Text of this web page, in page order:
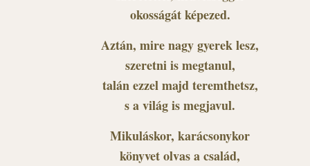
okosságát képezed.
Aztán, mire nagy gyerek lesz,
szeretni is megtanul,
talán ezzel majd teremthetsz,
s a világ is megjavul.
Mikuláskor, karácsonykor
könyvet olvas a család,